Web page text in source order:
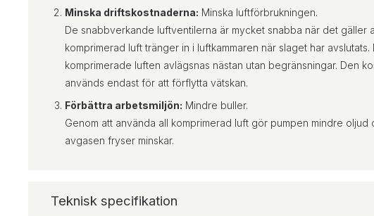
Minska driftskostnaderna: Minska luftförbrukningen.
De snabbverkande luftventilerna är mycket snabba när det gäller
komprimerad luft tränger in i luftkammaren när slaget har avslutats.
komprimerade luften avlägsnas nästan utan begränsningar. Den
används endast för att förflytta vätskan.
Förbättra arbetsmiljön: Mindre buller.
Genom att använda all komprimerad luft gör pumpen mindre oljud
avgasen fryser minskar.
Teknisk specifikation